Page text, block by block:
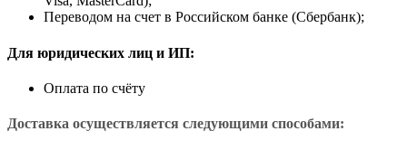
Переводом на счет в Российском банке (Сбербанк);
Для юридических лиц и ИП:
Оплата по счёту
Доставка осуществляется следующими способами: